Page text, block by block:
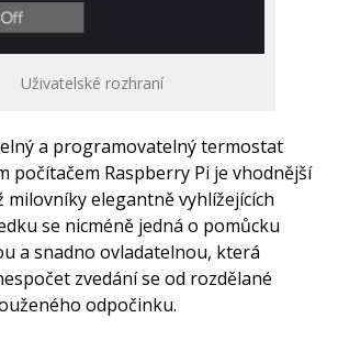
Uživatelské rozhraní
a programovatelný termostat
počítačem Raspberry Pi je vhodnější
elegantně vyhlížejících
se nicméně jedná o pomůcku
a snadno ovladatelnou, která
zvedání se od rozdělané
odpočinku.